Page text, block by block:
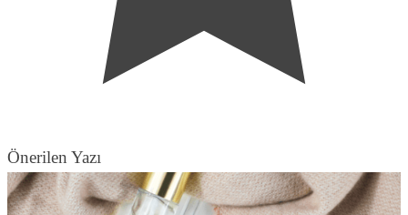
Önerilen Yazı